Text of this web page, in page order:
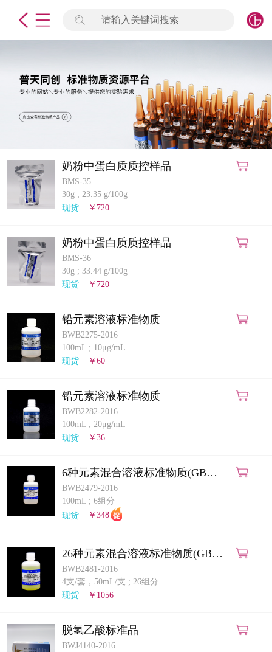
请输入关键词搜索
奶粉中蛋白质质控样品
BMS-35
30g ; 23.35 g/100g
现货
￥720
奶粉中蛋白质质控样品
BMS-36
30g ; 33.44 g/100g
现货
￥720
铅元素溶液标准物质
BWB2275-2016
100mL ; 10μg/mL
现货
￥60
铅元素溶液标准物质
BWB2282-2016
100mL ; 20μg/mL
现货
￥36
6种元素混合溶液标准物质(GB
5009.268-2025)(ICP-MS法)
BWB2479-2016
100mL ; 6组分
现货
￥348
26种元素混合溶液标准物质(GB
5009.268-2025)(ICP-MS法)
BWB2481-2016
4支/套，50mL/支 ; 26组分
现货
￥1056
脱氢乙酸标准品
BWJ4140-2016
签到
标准物质
产品专项
微生物检测/质控品
定制标物
定制仪器
计量课堂
知识交流
公司主页
购物车
会员中心
联系我们
返回主页